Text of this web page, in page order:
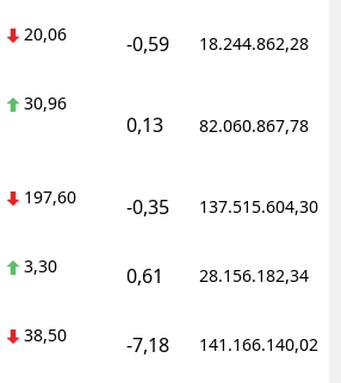
20,06 -0,59 18.244.862,28
30,96
0,13 82.060.867,78
197,60 -0,35 137.515.604,30
3,30 0,61 28.156.182,34
38,50 -7,18 141.166.140,02